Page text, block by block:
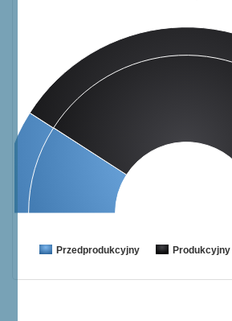
Przedprodukcyjny Produkcyjny